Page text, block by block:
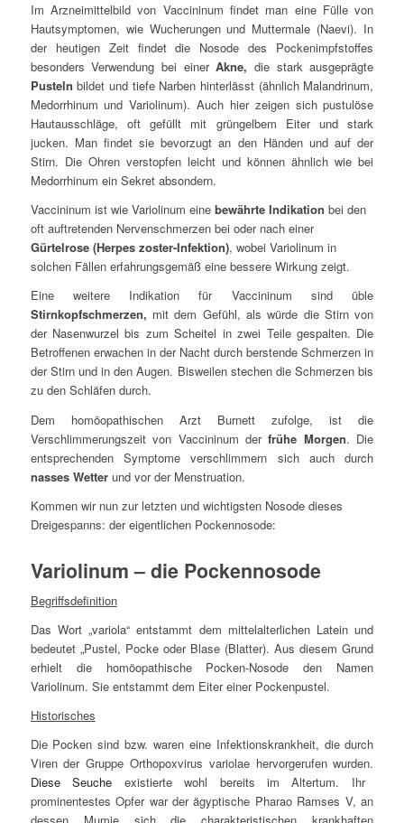
Im Arzneimittelbild von Vaccininum findet man eine Fülle von
Hautsymptomen, wie Wucherungen und Muttermale (Naevi). In
der heutigen Zeit findet die Nosode des Pockenimpfstoffes
besonders Verwendung bei einerAkne, die stark ausgeprägte
Pusteln bildet und tiefe Narben hinterlässt (ähnlich Malandrinum,
Medorrhinum und Variolinum). Auch hier zeigen sich pustulöse
Hautausschläge, oft gefüllt mit grüngelbem Eiter und stark
jucken. Man findet sie bevorzugt an den Händen und auf der
Stirn. Die Ohren verstopfen leicht und können ähnlich wie bei
Medorrhinum ein Sekret absondern.
Vaccininum ist wie Variolinum eine bewährte Indikation bei den
oft auftretenden Nervenschmerzen bei oder nach einer
Gürtelrose (Herpes zoster-Infektion), wobei Variolinum in
solchen Fällen erfahrungsgemäß eine bessere Wirkung zeigt.
Eine weitere Indikation für Vaccininum sind üble
Stirnkopfschmerzen, mit dem Gefühl, als würde die Stirn von
der Nasenwurzel bis zum Scheitel in zwei Teile gespalten. Die
Betroffenen erwachen in der Nacht durch berstende Schmerzen in
der Stirn und in den Augen. Bisweilen stechen die Schmerzen bis
zu den Schläfen durch.
Dem homöopathischen Arzt Burnett zufolge, ist die
Verschlimmerungszeit von Vaccininum derfrühe Morgen. Die
entsprechenden Symptome verschlimmern sich auch durch
nasses Wetterund vor der Menstruation.
Kommen wir nun zur letzten und wichtigsten Nosode dieses
Dreigespanns: der eigentlichen Pockennosode:
Variolinum – die Pockennosode
Begriffsdefinition
Das Wort „variola“ entstammt dem mittelalterlichen Latein und
bedeutet „Pustel, Pocke oder Blase (Blatter). Aus diesem Grund
erhielt die homöopathische Pocken-Nosode den Namen
Variolinum. Sie entstammt dem Eiter einer Pockenpustel.
Historisches
Die Pocken sind bzw. waren eine Infektionskrankheit, die durch
Viren der Gruppe Orthopoxvirus variolae hervorgerufen wurden.
Diese Seuche existierte wohl bereits im Altertum. Ihr
prominentestes Opfer war der ägyptische Pharao Ramses V, an